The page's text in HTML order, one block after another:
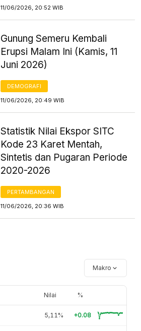
11/06/2026, 20:52 WIB
Gunung Semeru Kembali
Erupsi Malam Ini (Kamis, 11
Juni 2026)
DEMOGRAFI
11/06/2026, 20:49 WIB
Statistik Nilai Ekspor SITC
Kode 23 Karet Mentah,
Sintetis dan Pugaran Periode
2020-2026
PERTAMBANGAN
11/06/2026, 20:36 WIB
Makro
Nilai %
5,11% +0.08